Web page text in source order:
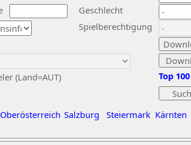
Geschlecht
(Land=AUT)
Spielberechtigung
Oberösterreich Salzburg Steiermark Kärnten
Top 100